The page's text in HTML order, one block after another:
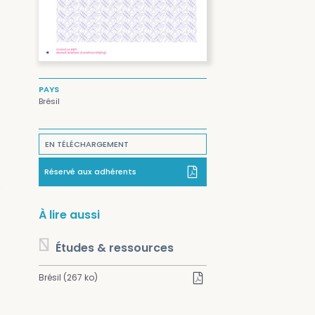
PAYS
Brésil
EN TÉLÉCHARGEMENT
Réservé aux adhérents
À lire aussi
Études & ressources
Brésil (267 ko)